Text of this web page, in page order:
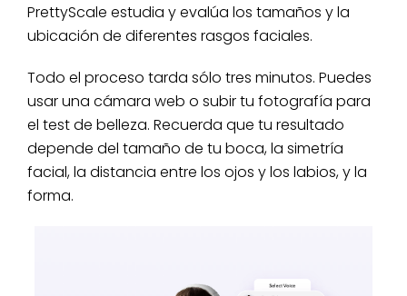
PrettyScale estudia y evalúa los tamaños y la
ubicación de diferentes rasgos faciales.
Todo el proceso tarda sólo tres minutos. Puedes
usar una cámara web o subir tu fotografía para
el test de belleza. Recuerda que tu resultado
depende del tamaño de tu boca, la simetría
facial, la distancia entre los ojos y los labios, y la
forma.